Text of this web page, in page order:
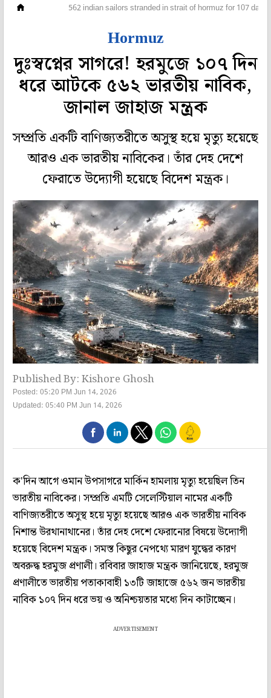
562 indian sailors stranded in strait of hormuz for 107 days
Hormuz
দুঃস্বপ্নের সাগরে! হরমুজে ১০৭ দিন
ধরে আটকে ৫৬২ ভারতীয় নাবিক,
জানাল জাহাজ মন্ত্রক
সম্প্রতি একটি বাণিজ্যতরীতে অসুস্থ হয়ে মৃত্যু হয়েছে
আরও এক ভারতীয় নাবিকের। তাঁর দেহ দেশে
ফেরাতে উদ্যোগী হয়েছে বিদেশ মন্ত্রক।
Published By: Kishore Ghosh
Posted: 05:20 PM Jun 14, 2026
Updated: 05:40 PM Jun 14, 2026
ক'দিন আগে ওমান উপসাগরে মার্কিন হামলায় মৃত্যু হয়েছিল তিন
ভারতীয় নাবিকের। সম্প্রতি এমটি সেলেস্টিয়াল নামের একটি
বাণিজ্যতরীতে অসুস্থ হয়ে মৃত্যু হয়েছে আরও এক ভারতীয় নাবিক
নিশান্ত উরথানাথানের। তাঁর দেহ দেশে ফেরানোর বিষয়ে উদ্যোগী
হয়েছে বিদেশ মন্ত্রক। সমস্ত কিছুর নেপথ্যে মারণ যুদ্ধের কারণ
অবরুদ্ধ হরমুজ প্রণালী। রবিবার জাহাজ মন্ত্রক জানিয়েছে, হরমুজ
প্রণালীতে ভারতীয় পতাকাবাহী ১৩টি জাহাজে ৫৬২ জন ভারতীয়
নাবিক ১০৭ দিন ধরে ভয় ও অনিশ্চয়তার মধ্যে দিন কাটাচ্ছেন।
ADVERTISEMENT